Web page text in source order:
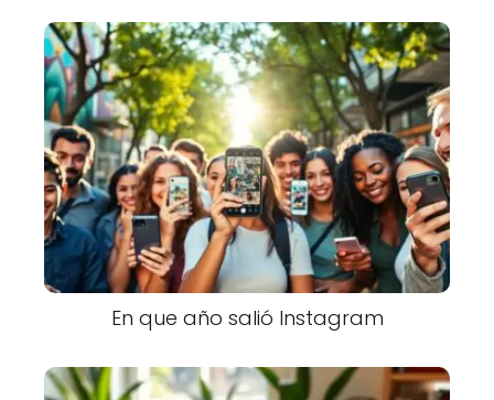
En que año salió Instagram